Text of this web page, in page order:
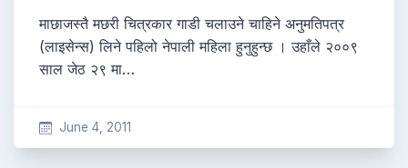
माछाजस्तै मछरी चित्रकार गाडी चलाउने चाहिने अनुमतिपत्र
(लाइसेन्स) लिने पहिलो नेपाली महिला हुनुहुन्छ । उहाँले २००९
साल जेठ २९ मा…
June 4, 2011